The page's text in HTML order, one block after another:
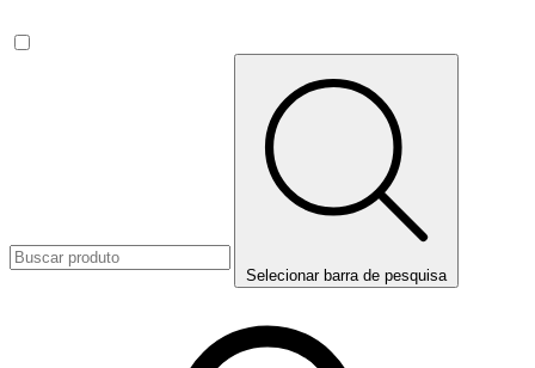
Selecionar barra de pesquisa